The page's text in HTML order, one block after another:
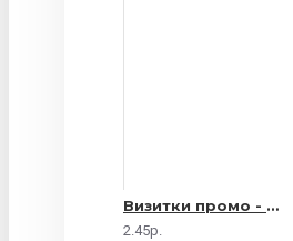
Визитки промо - 1000 шт.
2.45р.